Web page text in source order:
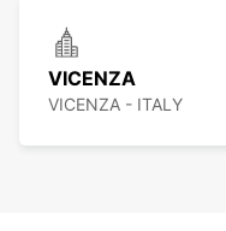
VICENZA
VICENZA - ITALY